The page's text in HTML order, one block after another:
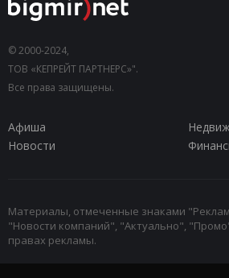
© 2000-2024,
ТОВ «КЕПРЕЙТ ПАРТНЕРС»".
Все права защищены.
Афиша
Новости
Материалы, отмеченные знаками
"Новости компаний", "Актуально",
правах рекламы.